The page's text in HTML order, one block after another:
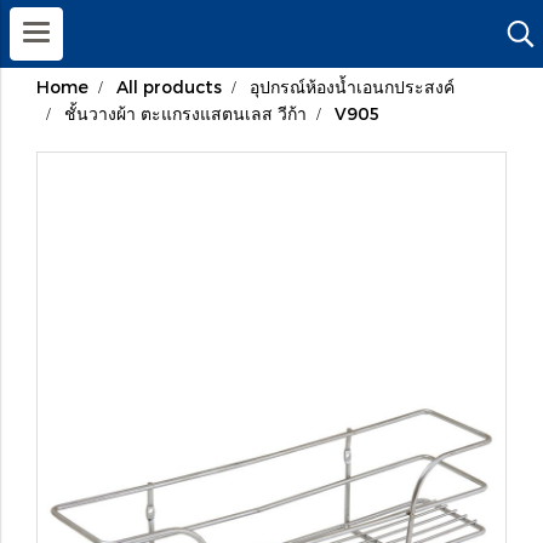
Home All products
อุปกรณ์ห้องน้ำเอนกประสงค์
ชั้นวางผ้า ตะแกรงแสตนเลส วีก้า
V905